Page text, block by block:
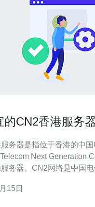
的CN2香港服务
务器是指位于香港的中
Telecom Next Generation
务器。CN2网络是中国
互联网应用。因此，CN2
15日